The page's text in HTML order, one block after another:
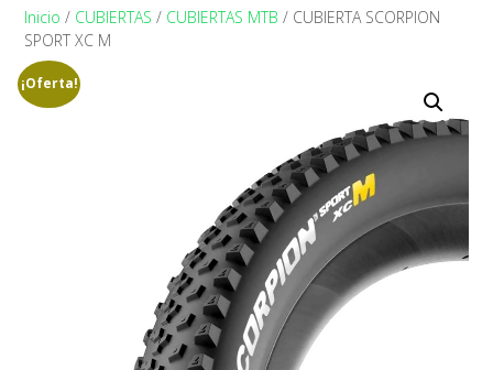
Inicio / CUBIERTAS / CUBIERTAS MTB / CUBIERTA SCORPION
SPORT XC M
¡Oferta!